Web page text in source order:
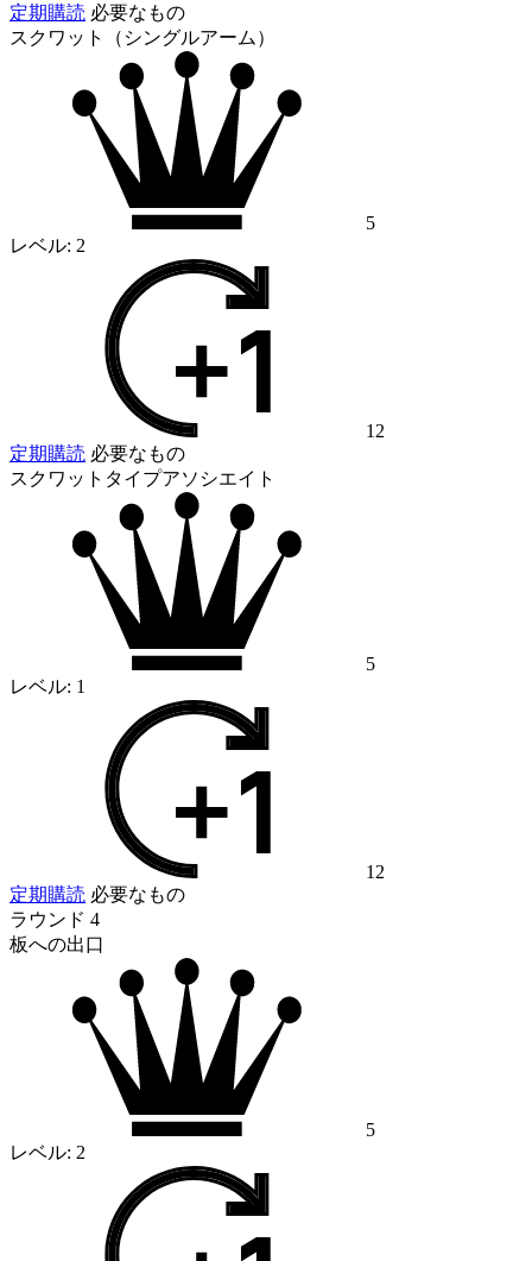
定期購読 必要なもの
スクワット（シングルアーム）
5
レベル: 2
12
定期購読 必要なもの
スクワットタイプアソシエイト
5
レベル: 1
12
定期購読 必要なもの
ラウンド 4
板への出口
5
レベル: 2